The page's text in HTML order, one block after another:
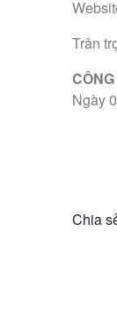
Trân
Ngày
Chia